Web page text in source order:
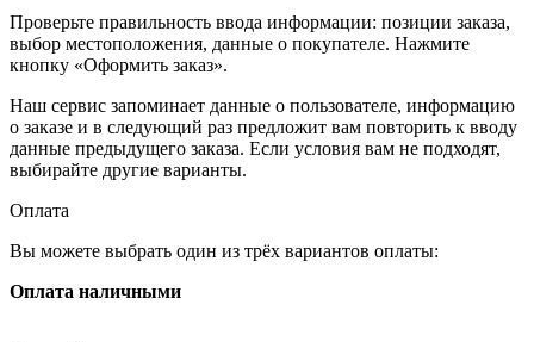
Проверьте правильность ввода информации: позиции заказа,
выбор местоположения, данные о покупателе. Нажмите
кнопку «Оформить заказ».
Наш сервис запоминает данные о пользователе, информацию
о заказе и в следующий раз предложит вам повторить к вводу
данные предыдущего заказа. Если условия вам не подходят,
выбирайте другие варианты.
Оплата
Вы можете выбрать один из трёх вариантов оплаты:
Оплата наличными